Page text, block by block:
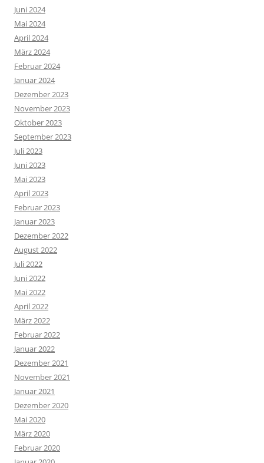
Juni 2024
Mai 2024
April 2024
März 2024
Februar 2024
Januar 2024
Dezember 2023
November 2023
Oktober 2023
September 2023
Juli 2023
Juni 2023
Mai 2023
April 2023
Februar 2023
Januar 2023
Dezember 2022
August 2022
Juli 2022
Juni 2022
Mai 2022
April 2022
März 2022
Februar 2022
Januar 2022
Dezember 2021
November 2021
Januar 2021
Dezember 2020
Mai 2020
März 2020
Februar 2020